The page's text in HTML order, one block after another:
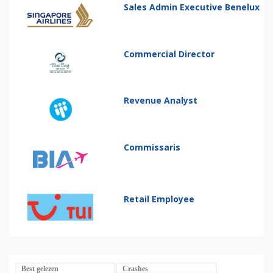
Sales Admin Executive Benelux
Commercial Director
Revenue Analyst
Commissaris
Retail Employee
Best gelezen Crashes